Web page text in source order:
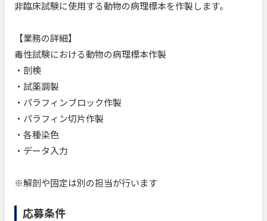
非臨床試験に使用する動物の病理標本を作製します。
【業務の詳細】
毒性試験における動物の病理標本作製
・剖検
・試薬調製
・パラフィンブロック作製
・パラフィン切片作製
・各種染色
・データ入力
※解剖や固定は別の担当が行います
応募条件